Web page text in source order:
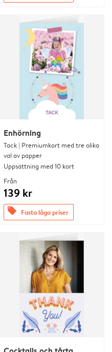
Enhörning
Tack | Premiumkort med tre olika
val av papper
Uppsättning med 10 kort
Från
139 kr
offers Fasta låga priser